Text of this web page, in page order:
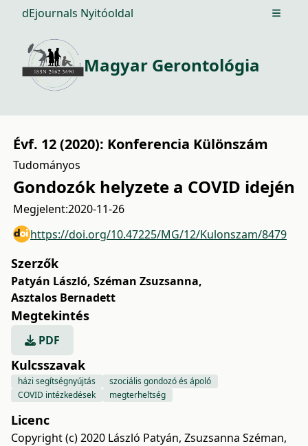
dEjournals Nyitóoldal Open
Magyar Gerontológia
Évf. 12 (2020): Konferencia Különszám
Tudományos
Gondozók helyzete a COVID idején
Megjelent:2020-11-26
https://doi.org/10.47225/MG/12/Kulonszam/8479
Szerzők
Patyán László, Széman Zsuzsanna,
Asztalos Bernadett
Megtekintés
PDF
Kulcsszavak
házi segítségnyújtás
szociális gondozó és ápoló
COVID intézkedések
megterheltség
Licenc
Copyright (c) 2020 László Patyán, Zsuzsanna Széman,